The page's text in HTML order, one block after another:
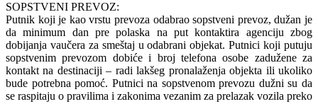
SOPSTVENI PREVOZ:
Putnik koji je kao vrstu prevoza odabrao sopstveni prevoz, dužan je
da minimum dan pre polaska na put kontaktira agenciju zbog
dobijanja vaučera za smeštaj u odabrani objekat. Putnici koji putuju
sopstvenim prevozom dobiće i broj telefona osobe zadužene za
kontakt na destinaciji – radi lakšeg pronalaženja objekta ili ukoliko
bude potrebna pomoć. Putnici na sopstvenom prevozu dužni su da
se raspitaju o pravilima i zakonima vezanim za prelazak vozila preko